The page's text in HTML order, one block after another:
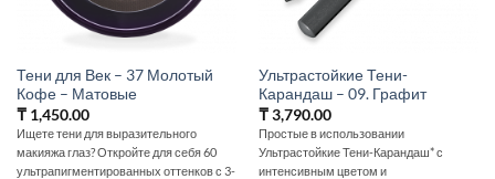
Тени для Век – 37 Молотый
Кофе – Матовые
₸1,450.00
Ищете тени для выразительного
макияжа глаз? Откройте для себя 60
ультрапигментированных оттенков с 3-
Ультрастойкие Тени-
Карандаш – 09. Графит
₸3,790.00
Простые в использовании
Ультрастойкие Тени-Карандаш* с
интенсивным цветом и